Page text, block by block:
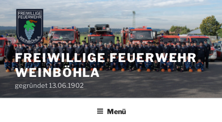
Inhalt
springen
FREIWILLIGE FEUERWEHR
WEINBÖHLA
gegründet 13.06.1902
Menü